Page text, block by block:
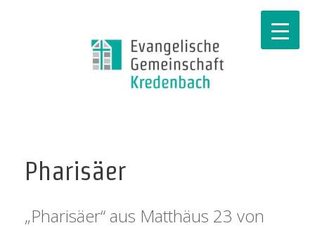
Pharisäer
„Pharisäer“ aus Matthäus 23 von